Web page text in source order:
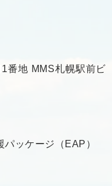
番地 MMS札幌駅前ビ
ッケージ（EAP）